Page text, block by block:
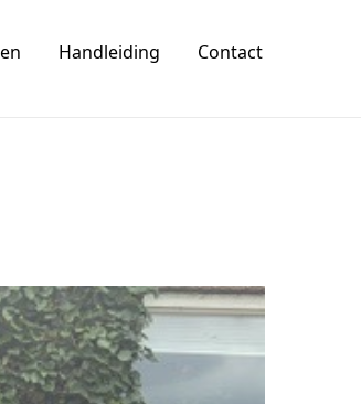
Handleiding Contact